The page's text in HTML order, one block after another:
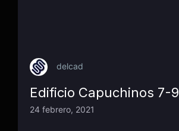
delcad
Edificio Capuchinos 7-9
24 febrero, 2021